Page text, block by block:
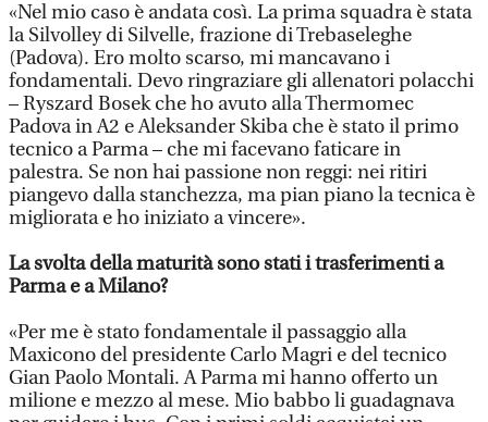
«Nel mio caso è andata così. La prima squadra è stata
la Silvolley di Silvelle, frazione di Trebaseleghe
(Padova). Ero molto scarso, mi mancavano i
fondamentali. Devo ringraziare gli allenatori polacchi
– Ryszard Bosek che ho avuto alla Thermomec
Padova in A2 e Aleksander Skiba che è stato il primo
tecnico a Parma – che mi facevano faticare in
palestra. Se non hai passione non reggi: nei ritiri
piangevo dalla stanchezza, ma pian piano la tecnica è
migliorata e ho iniziato a vincere».
La svolta della maturità sono stati i trasferimenti a
Parma e a Milano?
«Per me è stato fondamentale il passaggio alla
Maxicono del presidente Carlo Magri e del tecnico
Gian Paolo Montali. A Parma mi hanno offerto un
milione e mezzo al mese. Mio babbo li guadagnava